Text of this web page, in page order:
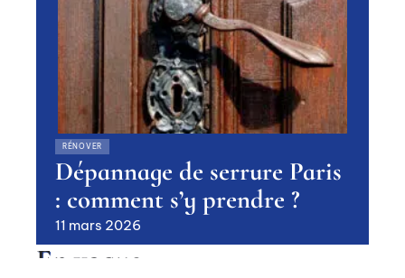
RÉNOVER
Dépannage de serrure Paris
: comment s’y prendre ?
11 mars 2026
En vogue